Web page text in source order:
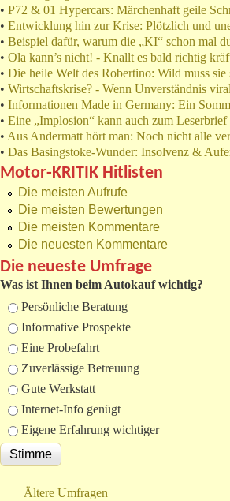
• P72 & 01 Hypercars: Märchenhaft geile
• Entwicklung hin zur Krise: Plötzlich und
• Beispiel dafür, warum die „KI“ schon mal
• Ola kann’s nicht! - Knallt es bald richtig
• Die heile Welt des Robertino: Wild muss sie
• Wirtschaftskrise? - Wenn Unverständnis
• Informationen Made in Germany: Ein
• Eine „Implosion“ kann auch zum Leserbrief
• Aus Andermatt hört man: Noch nicht alle
• Das Basingstoke-Wunder: Insolvenz &
Motor-KRITIK Hitlisten
Die meisten Aufrufe
Die meisten Bewertungen
Die meisten Kommentare
Die neuesten Kommentare
Die neueste Umfrage
Was ist Ihnen beim Autokauf wichtig?
Auswahlmöglichkeiten
Persönliche Beratung
Informative Prospekte
Eine Probefahrt
Zuverlässige Betreuung
Gute Werkstatt
Internet-Info genügt
Eigene Erfahrung wichtiger
Ältere Umfragen